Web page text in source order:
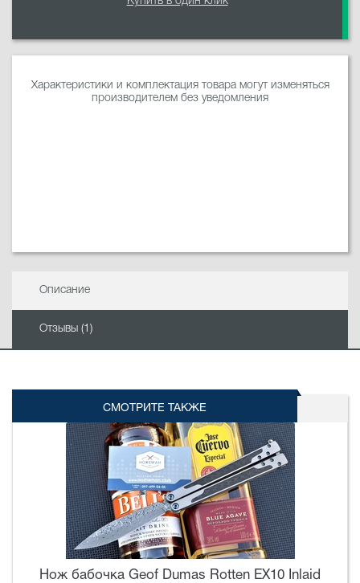
Характеристики и комплектация товара могут изменяться
производителем без уведомления
Описание
Отзывы (1)
СМОТРИТЕ ТАКЖЕ
Нож бабочка Geof Dumas Rotten EX10 Inlaid